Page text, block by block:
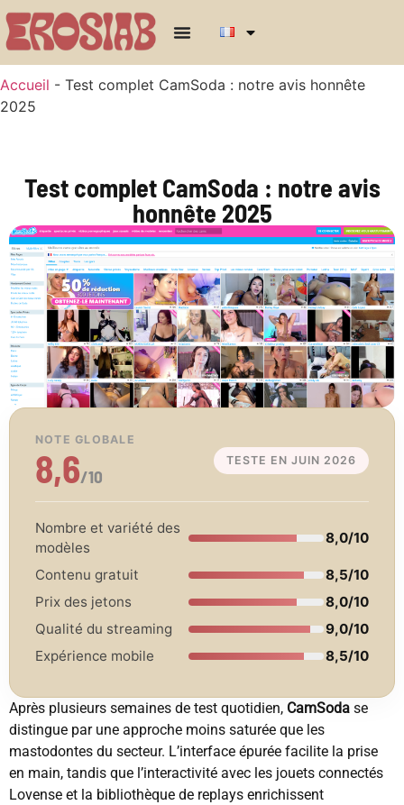
Accueil - Test complet CamSoda : notre avis honnête
2025
Test complet CamSoda : notre avis
honnête 2025
NOTE GLOBALE
8,6/10
TESTE EN JUIN 2026
Nombre et variété des
modèles
8,0/10
Contenu gratuit
8,5/10
Prix des jetons
8,0/10
Qualité du streaming
9,0/10
Expérience mobile
8,5/10
Après plusieurs semaines de test quotidien, CamSoda se
distingue par une approche moins saturée que les
mastodontes du secteur. L’interface épurée facilite la prise
en main, tandis que l’interactivité avec les jouets connectés
Lovense et la bibliothèque de replays enrichissent